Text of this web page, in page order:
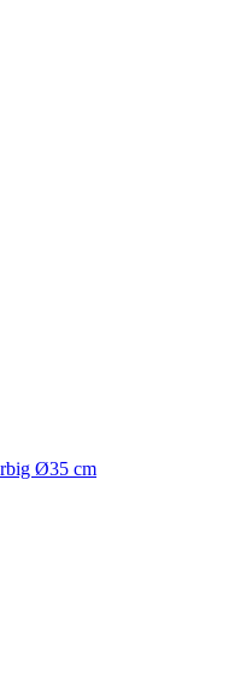
Ø35 cm